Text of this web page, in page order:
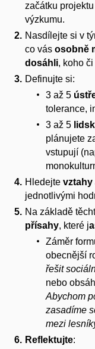
začátku
výzkumu.
Nasdílejte si v
co vás osobně
dosáhli, koho
Definujte si:
3 až 5
tolerance,
3 až 5
plánujete
vstupují
Hledejte vztahy
jednotlivými
Na základě
přísahy, které j
Záměr
obecnější
řešit
nebo
Abychom
zasadíme
mezi
Reflektujte: